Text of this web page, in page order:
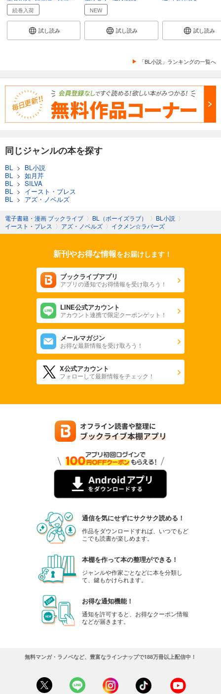
続巻入荷
試し読み
NEW
試し読み 試し読み
「BL小説」ランキングの一覧へ
同じジャンルの本を探す
BL > BL小説
BL > 如月芹
BL > SILVA
BL > イースト・プレス
BL > アズ・ノベルズ
電子書籍・漫画 ブックライブ 〉 BL（ボーイズラブ） 〉 BL小説 〉
イースト・プレス 〉 アズ・ノベルズ 〉 イクメン☆ラバーズ
新刊やお得な情報をお届けします！
ブックライブアプリ
アプリの通知でお得情報を受け取ろう！
LINE公式アカウント
アカウント連携で限定クーポンゲット！
メールマガジン
お得な最新情報を受け取ろう！
X公式アカウント
フォローして最新情報をチェック！
通信を気にせずにサクサク読める！
作品をダウンロードすれば、いつでもど
こでも読書が楽しめます。
本棚を作って本の整理ができる！
ジャンルや作家ごとなどに本を分類し
て、鍵もかけられます。
お得な通知機能！
通知を許可すると、お得なクーポン情報
などが届きます。
無料マンガ・ラノベなど、豊富なラインナップで188万冊以上配信中！